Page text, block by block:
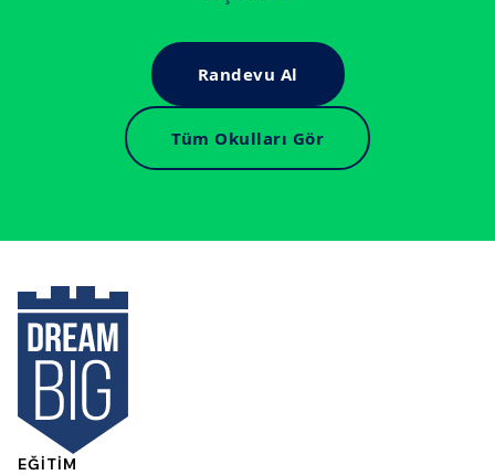
Randevu Al
Tüm Okulları Gör
EĞİTİM